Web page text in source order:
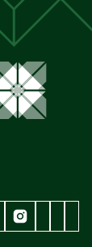
Cunen
Jan Cunen
Jan Cunen
Museum
Museum
instagram